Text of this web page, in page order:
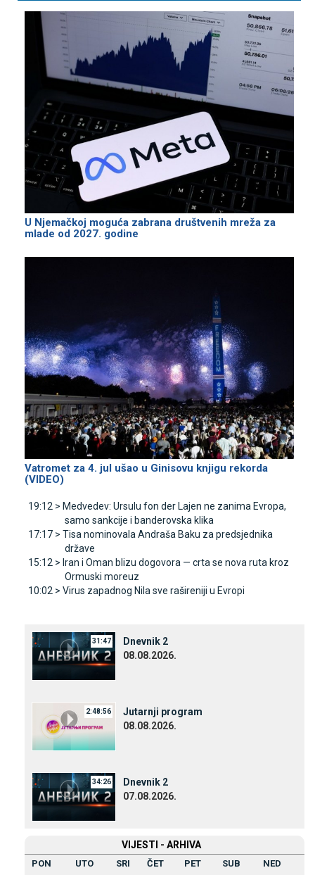
U Njemačkoj moguća zabrana društvenih mreža za
mlade od 2027. godine
Vatromet za 4. jul ušao u Ginisovu knjigu rekorda
(VIDEO)
19:12 > Medvedev: Ursulu fon der Lajen ne zanima Evropa,
samo sankcije i banderovska klika
17:17 > Tisa nominovala Andraša Baku za predsjednika
države
15:12 > Iran i Oman blizu dogovora — crta se nova ruta kroz
Ormuski moreuz
10:02 > Virus zapadnog Nila sve rašireniji u Evropi
31:47
Dnevnik 2
08.08.2026.
2:48:56
Јutarnji program
08.08.2026.
34:26
Dnevnik 2
07.08.2026.
VIЈESTI - ARHIVA
PON UTO SRI ČET PET SUB NED